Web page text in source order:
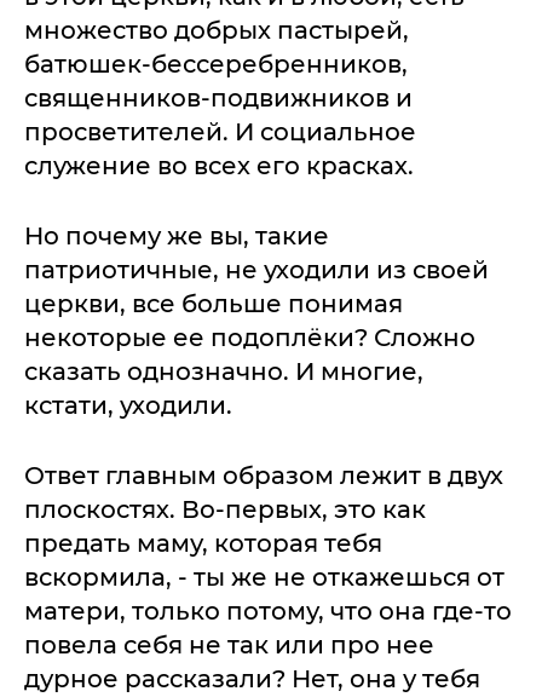
множество добрых пастырей,
батюшек-бессеребренников,
священников-подвижников и
просветителей. И социальное
служение во всех его красках.
Но почему же вы, такие
патриотичные, не уходили из своей
церкви, все больше понимая
некоторые ее подоплёки? Сложно
сказать однозначно. И многие,
кстати, уходили.
Ответ главным образом лежит в двух
плоскостях. Во-первых, это как
предать маму, которая тебя
вскормила, - ты же не откажешься от
матери, только потому, что она где-то
повела себя не так или про нее
дурное рассказали? Нет, она у тебя